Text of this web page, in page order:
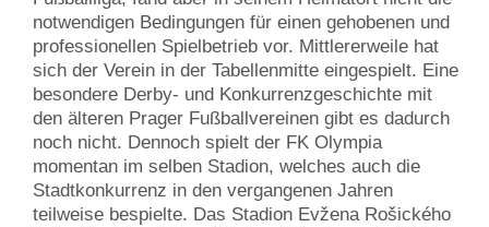
notwendigen Bedingungen für einen gehobenen und
professionellen Spielbetrieb vor. Mittlererweile hat
sich der Verein in der Tabellenmitte eingespielt. Eine
besondere Derby- und Konkurrenzgeschichte mit
den älteren Prager Fußballvereinen gibt es dadurch
noch nicht. Dennoch spielt der FK Olympia
momentan im selben Stadion, welches auch die
Stadtkonkurrenz in den vergangenen Jahren
teilweise bespielte. Das Stadion Evžena Rošického